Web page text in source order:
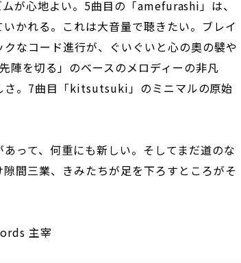
が心地よい。5曲目の「amefurashi」は、
かれる。これは大音量で聴きたい。ブレイ
なコード進行が、ぐいぐいと心の奧の襞や
陣を切る」のベースのメロディーの非凡
さ。7曲目「kitsutsuki」のミニマルの原始
って、何重にも新しい。そしてまだ道のな
間三業、きみたちが足を下ろすところがそ
主宰